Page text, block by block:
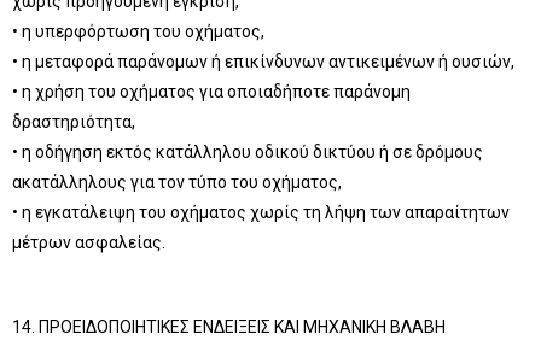
• η υπερφόρτωση του οχήματος,
• η μεταφορά παράνομων ή επικίνδυνων αντικειμένων ή ουσιών,
• η χρήση του οχήματος για οποιαδήποτε παράνομη
δραστηριότητα,
• η οδήγηση εκτός κατάλληλου οδικού δικτύου ή σε δρόμους
ακατάλληλους για τον τύπο του οχήματος,
• η εγκατάλειψη του οχήματος χωρίς τη λήψη των απαραίτητων
μέτρων ασφαλείας.
14. ΠΡΟΕΙΔΟΠΟΙΗΤΙΚΕΣ ΕΝΔΕΙΞΕΙΣ ΚΑΙ ΜΗΧΑΝΙΚΗ ΒΛΑΒΗ